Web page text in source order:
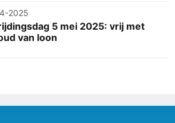
2025
5 mei 2025: vrij met
van loon